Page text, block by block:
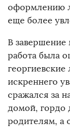
оформлению
еще более
В завершение
работа была
искреннего
сражался за
домой, гордо
родителям, а